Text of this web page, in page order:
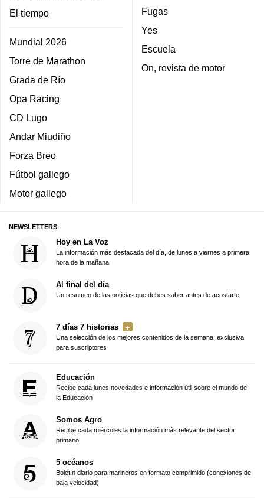
El tiempo
Mundial 2026
Torre de Marathon
Grada de Río
Opa Racing
CD Lugo
Andar Miudiño
Forza Breo
Fútbol gallego
Motor gallego
Fugas
Yes
Escuela
On, revista de motor
NEWSLETTERS
Hoy en La Voz
La información más destacada del día, de lunes a viernes a primera
hora de la mañana
Al final del día
Un resumen de las noticias que debes saber antes de acostarte
7 días 7 historias
Una selección de los mejores contenidos de la semana, exclusiva
para suscriptores
Educación
Recibe cada lunes novedades e información útil sobre el mundo de
la Educación
Somos Agro
Recibe cada miércoles la información más relevante del sector
primario
5 océanos
Boletín diario para marineros en formato comprimido (conexiones de
baja velocidad)